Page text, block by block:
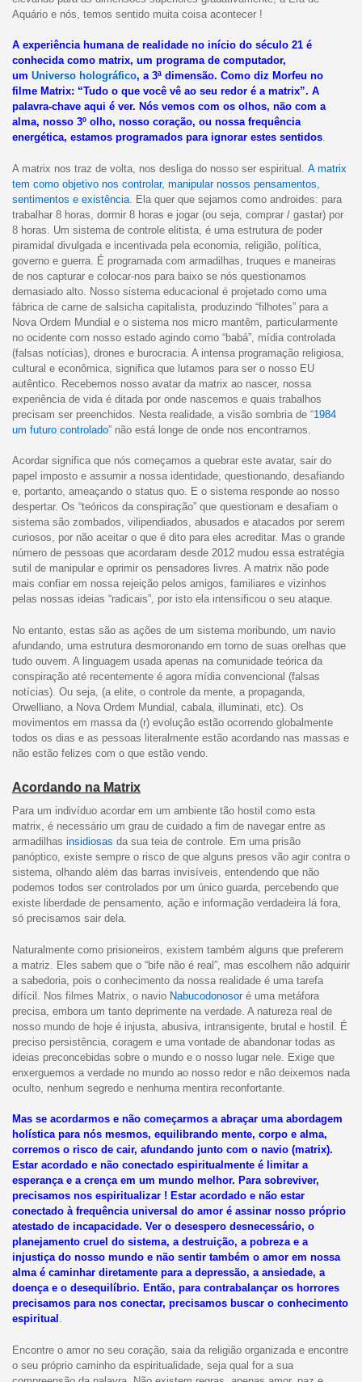
Aquário e nós, temos sentido muita coisa acontecer !
A experiência humana de realidade no início do século 21 é
conhecida como matrix, um programa de computador,
um Universo holográfico, a 3ª dimensão. Como diz Morfeu no
filme Matrix: “Tudo o que você vê ao seu redor é a matrix”. A
palavra-chave aqui é ver. Nós vemos com os olhos, não com a
alma, nosso 3º olho, nosso coração, ou nossa frequência
energética, estamos programados para ignorar estes sentidos.
A matrix nos traz de volta, nos desliga do nosso ser espiritual. A matrix
tem como objetivo nos controlar, manipular nossos pensamentos,
sentimentos e existência. Ela quer que sejamos como androides: para
trabalhar 8 horas, dormir 8 horas e jogar (ou seja, comprar / gastar) por
8 horas. Um sistema de controle elitista, é uma estrutura de poder
piramidal divulgada e incentivada pela economia, religião, política,
governo e guerra. É programada com armadilhas, truques e maneiras
de nos capturar e colocar-nos para baixo se nós questionamos
demasiado alto. Nosso sistema educacional é projetado como uma
fábrica de carne de salsicha capitalista, produzindo “filhotes” para a
Nova Ordem Mundial e o sistema nos micro mantêm, particularmente
no ocidente com nosso estado agindo como “babá”, mídia controlada
(falsas notícias), drones e burocracia. A intensa programação religiosa,
cultural e econômica, significa que lutamos para ser o nosso EU
autêntico. Recebemos nosso avatar da matrix ao nascer, nossa
experiência de vida é ditada por onde nascemos e quais trabalhos
precisam ser preenchidos. Nesta realidade, a visão sombria de “1984
um futuro controlado” não está longe de onde nos encontramos.
Acordar significa que nós começamos a quebrar este avatar, sair do
papel imposto e assumir a nossa identidade, questionando, desafiando
e, portanto, ameaçando o status quo. E o sistema responde ao nosso
despertar. Os “teóricos da conspiração” que questionam e desafiam o
sistema são zombados, vilipendiados, abusados e atacados por serem
curiosos, por não aceitar o que é dito para eles acreditar. Mas o grande
número de pessoas que acordaram desde 2012 mudou essa estratégia
sutil de manipular e oprimir os pensadores livres. A matrix não pode
mais confiar em nossa rejeição pelos amigos, familiares e vizinhos
pelas nossas ideias “radicais”, por isto ela intensificou o seu ataque.
No entanto, estas são as ações de um sistema moribundo, um navio
afundando, uma estrutura desmoronando em torno de suas orelhas que
tudo ouvem. A linguagem usada apenas na comunidade teórica da
conspiração até recentemente é agora mídia convencional (falsas
notícias). Ou seja, (a elite, o controle da mente, a propaganda,
Orwelliano, a Nova Ordem Mundial, cabala, illuminati, etc). Os
movimentos em massa da (r) evolução estão ocorrendo globalmente
todos os dias e as pessoas literalmente estão acordando nas massas e
não estão felizes com o que estão vendo.
Acordando na Matrix
Para um indivíduo acordar em um ambiente tão hostil como esta
matrix, é necessário um grau de cuidado a fim de navegar entre as
armadilhas insidiosas da sua teia de controle. Em uma prisão
panóptico, existe sempre o risco de que alguns presos vão agir contra o
sistema, olhando além das barras invisíveis, entendendo que não
podemos todos ser controlados por um único guarda, percebendo que
existe liberdade de pensamento, ação e informação verdadeira lá fora,
só precisamos sair dela.
Naturalmente como prisioneiros, existem também alguns que preferem
a matriz. Eles sabem que o “bife não é real”, mas escolhem não adquirir
a sabedoria, pois o conhecimento da nossa realidade é uma tarefa
difícil. Nos filmes Matrix, o navio Nabucodonosoré uma metáfora
precisa, embora um tanto deprimente na verdade. A natureza real de
nosso mundo de hoje é injusta, abusiva, intransigente, brutal e hostil. É
preciso persistência, coragem e uma vontade de abandonar todas as
ideias preconcebidas sobre o mundo e o nosso lugar nele. Exige que
enxerguemos a verdade no mundo ao nosso redor e não deixemos nada
oculto, nenhum segredo e nenhuma mentira reconfortante.
Mas se acordarmos e não começarmos a abraçar uma abordagem
holística para nós mesmos, equilibrando mente, corpo e alma,
corremos o risco de cair, afundando junto com o navio (matrix).
Estar acordado e não conectado espiritualmente é limitar a
esperança e a crença em um mundo melhor. Para sobreviver,
precisamos nos espiritualizar ! Estar acordado e não estar
conectado à frequência universal do amor é assinar nosso próprio
atestado de incapacidade. Ver o desespero desnecessário, o
planejamento cruel do sistema, a destruição, a pobreza e a
injustiça do nosso mundo e não sentir também o amor em nossa
alma é caminhar diretamente para a depressão, a ansiedade, a
doença e o desequilíbrio. Então, para contrabalançar os horrores
precisamos para nos conectar, precisamos buscar o conhecimento
espiritual .
Encontre o amor no seu coração, saia da religião organizada e encontre
o seu próprio caminho da espiritualidade, seja qual for a sua